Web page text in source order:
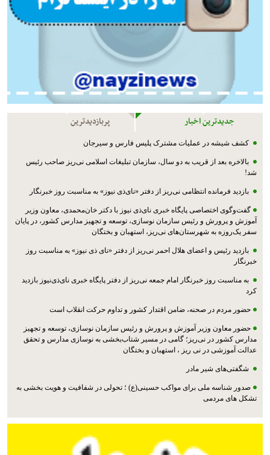
جدیدترین اخبار پربازدیدترین
کشف شیشه در عملیات مشترک پليس فارس و سیرجان
بالاخره بعد از قریب به دو سال، سازمان تبلیغات اسلامی نی‌ریز صاحب رئیس
شد!
بازدید فرمانده انتظامی نی‌ریز از دفتر «نای‌ذی نیوز» به مناسبت روز خبرنگار
گفت‌وگوی اختصاصی پایگاه خبری نای‌ذی نیوز با دکتر خان‌محمدی، معاون وزیر
آموزش و پرورش و رئیس سازمان نوسازی، توسعه و تجهیز مدارس کشور، در پایان
سفر یک‌روزه به شهرستان‌های نی‌ریز، استهبان و بختگان
بازدید رئیس و اعضای هلال احمر نی‌ریز از دفتر «نای ذی نیوز» به مناسبت روز
خبرنگار
به مناسبت روز خبرنگار امام جمعه نی‌ریز از دفتر پایگاه خبری نای‌ذی‌نیوز بازدید
کرد
حضور مردم در صحنه، ضامن اقتدار کشور و تداوم حرکت انقلاب است
حضور معاون وزیر آموزش و پرورش و رئیس سازمان نوسازی، توسعه و تجهیز
مدارس کشور در نی‌ریز؛ گامی در مسیر شتاب‌بخشی به نوسازی مدارس و تحقق
عدالت آموزشی در نی ریز ، استهبان و بختگان
شگفتی‌های شیر مادر
صدور شناسه ملی برای مواکب حسینی(ع) ؛ تحولی در شفافیت و هویت بخشی به
تشکل های مردمی